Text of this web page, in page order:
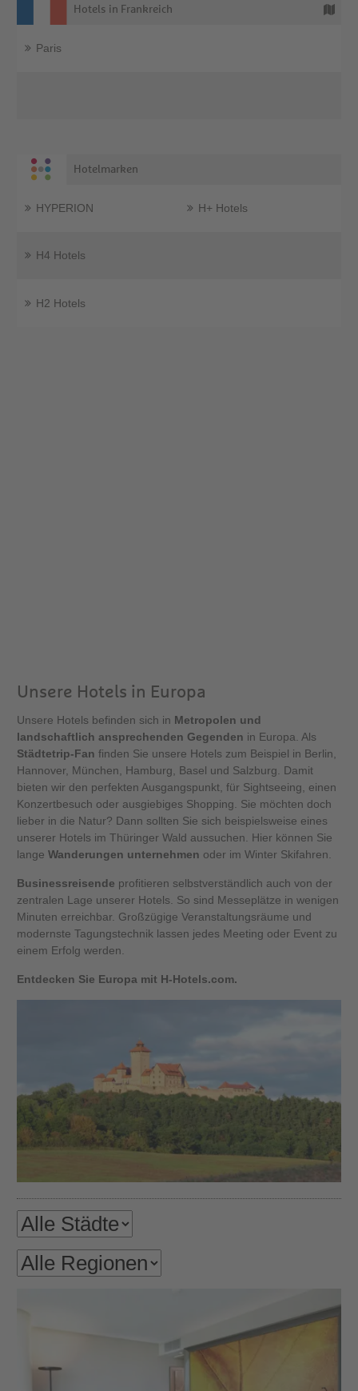
Hotels in Frankreich
Paris
Hotelmarken
HYPERION
H4 Hotels
H2 Hotels
H+ Hotels
Unsere Hotels in Europa
Unsere Hotels befinden sich in Metropolen und
landschaftlich ansprechenden Gegenden in Europa. Als
Städtetrip-Fan finden Sie unsere Hotels zum Beispiel in Berlin,
Hannover, München, Hamburg, Basel und Salzburg. Damit
bieten wir den perfekten Ausgangspunkt, für Sightseeing, einen
Konzertbesuch oder ausgiebiges Shopping. Sie möchten doch
lieber in die Natur? Dann sollten Sie sich beispielsweise eines
unserer Hotels im Thüringer Wald aussuchen. Hier können Sie
lange Wanderungen unternehmen oder im Winter Skifahren.
Businessreisende profitieren selbstverständlich auch von der
zentralen Lage unserer Hotels. So sind Messeplätze in wenigen
Minuten erreichbar. Großzügige Veranstaltungsräume und
modernste Tagungstechnik lassen jedes Meeting oder Event zu
einem Erfolg werden.
Entdecken Sie Europa mit H-Hotels.com.